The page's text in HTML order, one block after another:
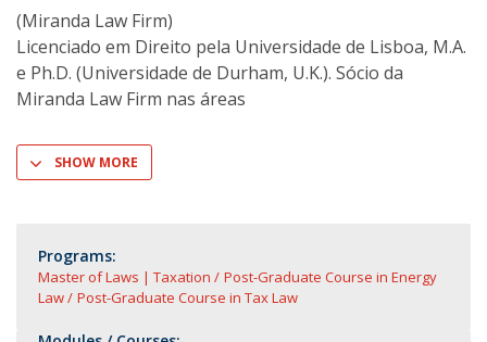
(Miranda Law Firm)
Licenciado em Direito pela Universidade de Lisboa, M.A.
e Ph.D. (Universidade de Durham, U.K.). Sócio da
Miranda Law Firm nas áreas
SHOW MORE
Programs:
Master of Laws | Taxation
Post-Graduate Course in Energy
Law
Post-Graduate Course in Tax Law